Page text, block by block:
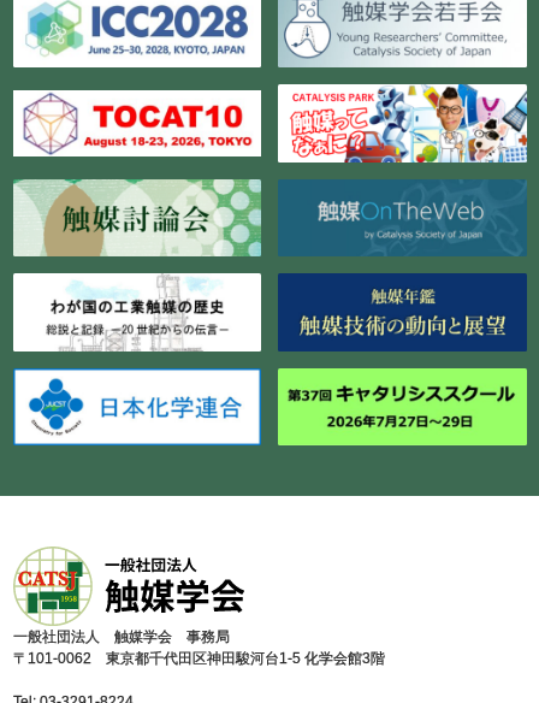
⼀般社団法⼈ 触媒学会 事務局
〒101-0062 東京都千代⽥区神⽥駿河台1-5 化学会館3階